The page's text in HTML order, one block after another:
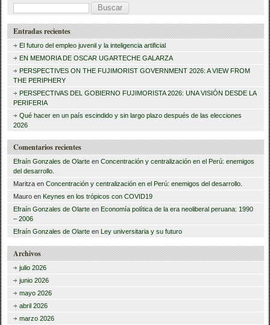
B
u
s
c
a
:
Entradas recientes
El futuro del empleo juvenil y la inteligencia artificial
EN MEMORIA DE OSCAR UGARTECHE GALARZA
PERSPECTIVES ON THE FUJIMORIST GOVERNMENT 2026: A VIEW FROM
THE PERIPHERY
PERSPECTIVAS DEL GOBIERNO FUJIMORISTA 2026: UNA VISIÓN DESDE LA
PERIFERIA
Qué hacer en un país escindido y sin largo plazo después de las elecciones
2026
Comentarios recientes
Efraín Gonzales de Olarte enConcentración y centralización en el Perú: enemigos
del desarrollo.
Maritza enConcentración y centralización en el Perú: enemigos del desarrollo.
Mauro en Keynes en los trópicos con COVID19
Efraín Gonzales de Olarte en Economía política de la era neoliberal peruana: 1990
– 2006
Efraín Gonzales de Olarte en Ley universitaria y su futuro
Archivos
julio 2026
junio 2026
mayo 2026
abril 2026
marzo 2026